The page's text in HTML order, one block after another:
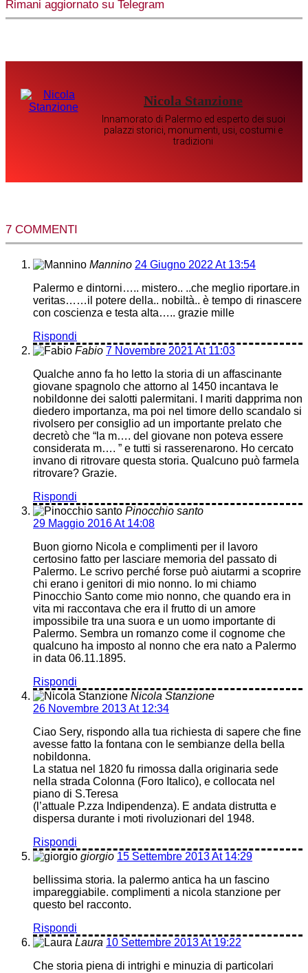
Rimani aggiornato su Telegram
Nicola Stanzione
Innamorato di Palermo ed esperto dei suoi
palazzi storici, monumenti, usi, costumi e
tradizioni
7 COMMENTI
Mannino 24 Giugno 2022 At 13:54
Palermo e dintorni….. mistero.. ..che meglio riportare.in
veritas……il potere della.. nobiltà.. è tempo di rinascere
con coscienza e testa alta….. grazie mille
Rispondi
Fabio 7 Novembre 2021 At 11:03
Qualche anno fa ho letto la storia di un affascinante
giovane spagnolo che attorno al 1450 incantava le
nobildonne dei salotti palermitani. I mariti dapprima non
diedero importanza, ma poi nel timore dello scandalo si
rivolsero per consiglio ad un importante prelato che
decretò che “la m…. del giovane non poteva essere
considerata m…. ” e tutti si rasserenarono. Ho cercato
invano di ritrovare questa storia. Qualcuno può farmela
ritrovare? Grazie.
Rispondi
Pinocchio santo
29 Maggio 2016 At 14:08
Buon giorno Nicola e complimenti per il lavoro
certosino fatto per lasciare memoria del passato di
Palermo. Le scrivo perché forse può aiutarmi a scoprire
chi erano i genitori di mio nonno. Io mi chiamo
Pinocchio Santo come mio nonno, che quando era in
vita mi raccontava che era il frutto di un amore
impossibile tra una suora e un uomo importante di
Palermo. Sembra un romanzo come il cognome che
qualcuno ha imposto al nonno che era nato a Palermo
in data 06.11.1895.
Rispondi
Nicola Stanzione
26 Novembre 2013 At 12:34
Ciao Sery, rispondo alla tua richiesta di sapere che fine
avesse fatto la fontana con le sembianze della bella
nobildonna.
La statua nel 1820 fu rimossa dalla originaria sede
nella strada Colonna (Foro Italico), e collocata nel
piano di S.Teresa
(l’attuale P.zza Indipendenza). E andata distrutta e
dispersa durante i moti rivoluzionari del 1948.
Rispondi
giorgio 15 Settembre 2013 At 14:29
bellissima storia. la palermo antica ha un fascino
impareggiabile. complimenti a nicola stanzione per
questo bel racconto.
Rispondi
Laura 10 Settembre 2013 At 19:22
Che storia piena di intrighi e minuzia di particolari